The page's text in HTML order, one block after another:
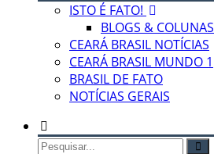
ISTO É FATO!
BLOGS & COLUNAS
CEARÁ BRASIL NOTÍCIAS
CEARÁ BRASIL MUNDO 1
BRASIL DE FATO
NOTÍCIAS GERAIS